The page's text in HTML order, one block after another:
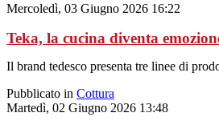
Mercoledì, 03 Giugno 2026 16:22
Teka, la cucina diventa
Il brand tedesco presenta tre linee di
Pubblicato in Cottura
Martedì, 02 Giugno 2026 13:48